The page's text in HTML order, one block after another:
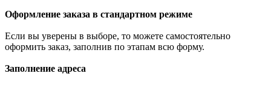
Оформление заказа в стандартном режиме
Если вы уверены в выборе, то можете самостоятельно
оформить заказ, заполнив по этапам всю форму.
Заполнение адреса